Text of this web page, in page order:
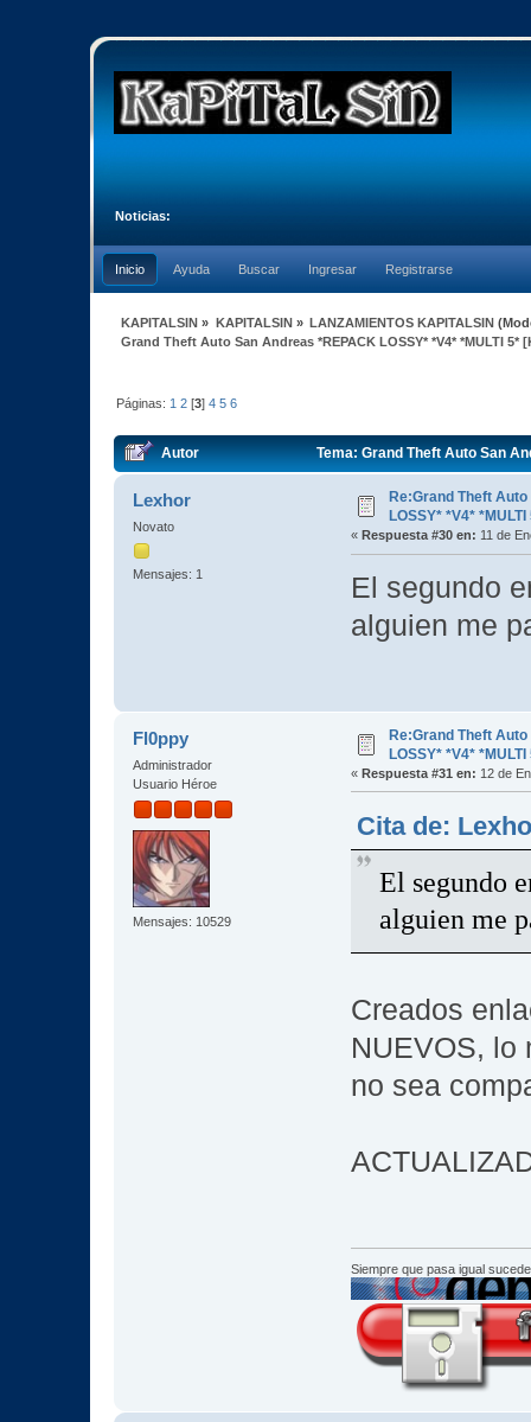
Noticias:
Inicio Ayuda Buscar Ingresar Registrarse
KAPITALSIN » KAPITALSIN» LANZAMIENTOS KAPITALSIN
Grand Theft Auto San Andreas *REPACK LOSSY* *V4* *MULTI 5*
Páginas: 1 2 [3]4 5 6
Autor Tema: Grand Theft Auto San
veces)
Lexhor
Novato
Mensajes: 1
Re:Grand Theft
LOSSY* *V4*
« Respuesta #30 en: 11 de
El segundo
alguien me
Fl0ppy
Administrador
Usuario Héroe
Mensajes: 10529
Re:Grand Theft
LOSSY* *V4*
« Respuesta #31 en: 12 de
Cita de:
El segundo
alguien me
Creados
NUEVOS, lo
no sea
Siempre que pasa igual